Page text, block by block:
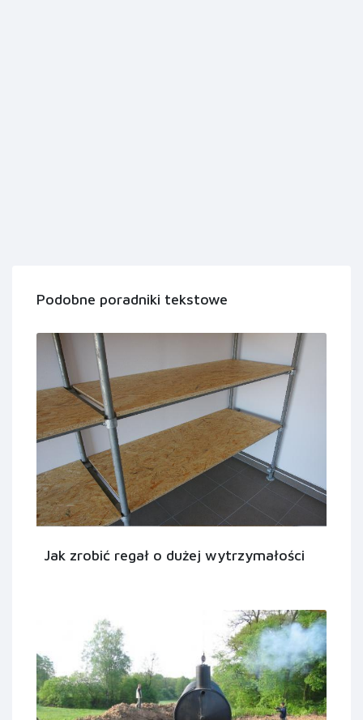
Podobne poradniki tekstowe
Jak zrobić regał o dużej wytrzymałości